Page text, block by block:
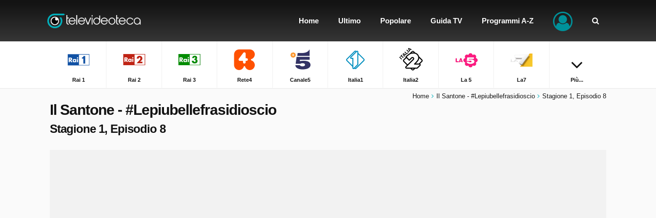
Home Ultimo Popolare Guida TV Programmi A-Z
Rai 1 Rai 2 Rai 3 Rete4 Canale5 Italia1 Italia2 La 5 La7 Più...
Home Il Santone - #Lepiubellefrasidioscio Stagione 1, Episodio 8
Il Santone - #Lepiubellefrasidioscio
Stagione 1, Episodio 8